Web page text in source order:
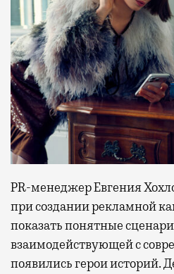
PR-менеджер Евгения
при создании рекламной
показать понятные
взаимодействующей с
появились герои историй.